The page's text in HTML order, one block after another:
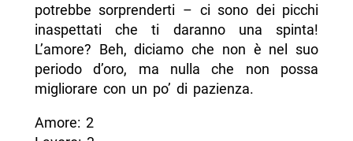
potrebbe sorprenderti – ci sono dei picchi
inaspettati che ti daranno una spinta!
L’amore? Beh, diciamo che non è nel suo
periodo d’oro, ma nulla che non possa
migliorare con un po’ di pazienza.
Amore: 2